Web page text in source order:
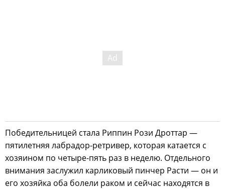
Победительницей стала Риппин Рози Дроттар —
пятилетняя лабрадор-ретривер, которая катается с
хозяином по четыре-пять раз в неделю. Отдельного
внимания заслужил карликовый пинчер Расти — он и
его хозяйка оба болели раком и сейчас находятся в